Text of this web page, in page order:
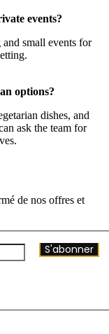
events?
and small events for
options?
dishes, and
ask the team for
de nos offres et
S'abonner